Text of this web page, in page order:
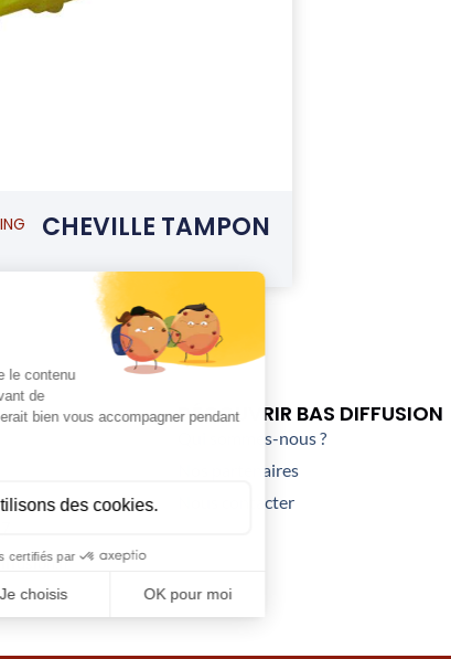
ING
CHEVILLE TAMPON
DÉCOUVRIR BAS DIFFUSION
Qui sommes-nous ?
Nos partenaires
Nous contacter